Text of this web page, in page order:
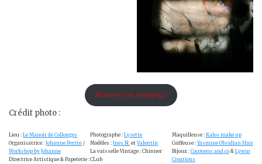
Réserve ton essayage
Crédit photo :
Lieu : Le Manoir de Collonges
Organisatrice : Johanne Perrin /
Workshop by Johanne
Directrice Artistique & Papeterie :
Photographe :Lysette
Modèles :Ines N. etValentin
La vaisselle Vintage : Chinner
CLub
Maquilleuse : Kalos make up
Coiffeuse : Yasmine Obsidian Hair
Bijoux : Cocoteros and co& Lywin
Creations